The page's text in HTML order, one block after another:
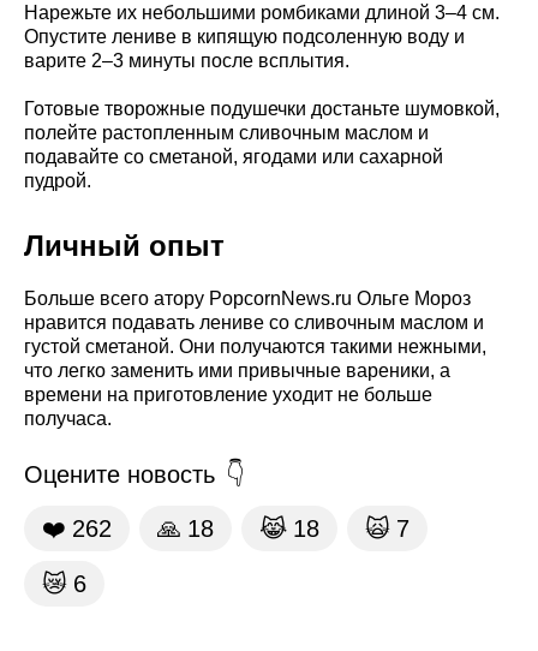
Нарежьте их небольшими ромбиками длиной 3–4 см.
Опустите лениве в кипящую подсоленную воду и
варите 2–3 минуты после всплытия.
Готовые творожные подушечки достаньте шумовкой,
полейте растопленным сливочным маслом и
подавайте со сметаной, ягодами или сахарной
пудрой.
Личный опыт
Больше всего атору PopcornNews.ru Ольге Мороз
нравится подавать лениве со сливочным маслом и
густой сметаной. Они получаются такими нежными,
что легко заменить ими привычные вареники, а
времени на приготовление уходит не больше
получаса.
Оцените новость
❤️ 262 🙏 18 😹 18 🙀 7
😿 6